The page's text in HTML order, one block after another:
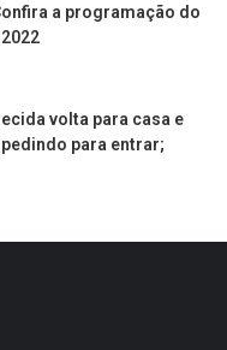
a programação do
volta para casa e
para entrar;